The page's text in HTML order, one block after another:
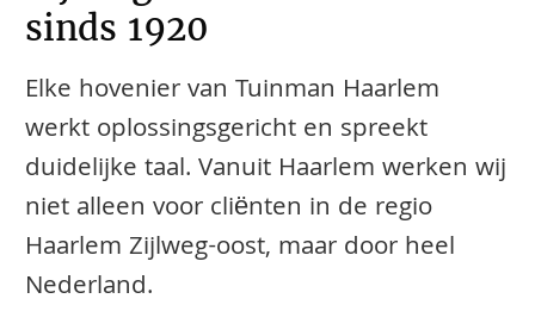
sinds 1920
Elke hovenier van Tuinman Haarlem
werkt oplossingsgericht en spreekt
duidelijke taal. Vanuit Haarlem werken wij
niet alleen voor cliënten in de regio
Haarlem Zijlweg-oost, maar door heel
Nederland.